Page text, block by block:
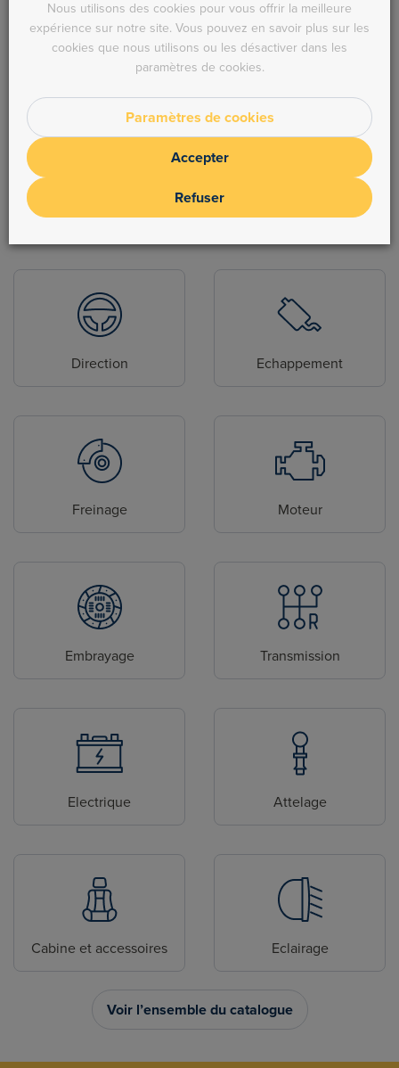
Alimentation Refroidissement
Pièces de carrosserie Hydraulique
Direction Echappement
Freinage Moteur
Embrayage Transmission
Electrique Attelage
Cabine et accessoires Eclairage
Voir l’ensemble du catalogue
Nous utilisons des cookies pour vous offrir la meilleure
expérience sur notre site. Vous pouvez en savoir plus sur les
cookies que nous utilisons ou les désactiver dans les
paramètres de cookies.
Paramètres de cookies
Accepter
Refuser